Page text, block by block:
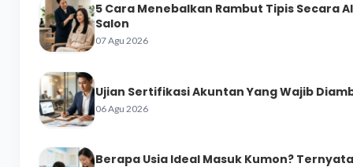
5 Cara Menebalkan Rambut Tipis Secara
Salon
07 Agu 2026
Ujian Sertifikasi Akuntan Yang Wajib
06 Agu 2026
Berapa Usia Ideal Masuk Kumon?